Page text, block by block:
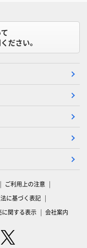
ださい。
ご利用上の注意
に基づく表記
に関する表示 会社案内